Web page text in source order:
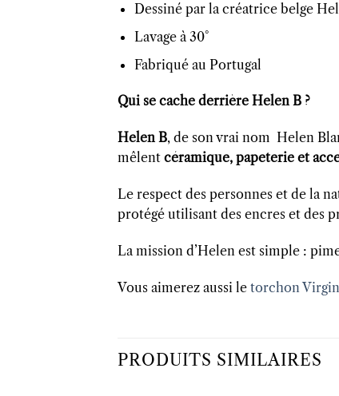
Dessiné par la créatrice belge
Lavage à 30°
Fabriqué au Portugal
Qui se cache derrière Helen B ?
Helen B, de son vrai nom Helen
mêlent céramique, papeterie et
Le respect des personnes et de la
protégé utilisant des encres et des
La mission d’Helen est simple :
Vous aimerez aussi le torchon
PRODUITS SIMILAIRES